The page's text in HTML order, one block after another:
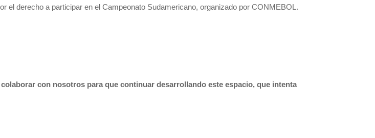
el derecho a participar en el Campeonato Sudamericano, organizado por CONMEBOL.
con nosotros para que continuar desarrollando este espacio, que intenta